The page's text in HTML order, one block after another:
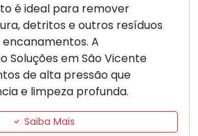
é ideal para remover
detritos e outros resíduos
A
Soluções em São Vicente
de alta pressão que
e limpeza profunda.
Saiba Mais